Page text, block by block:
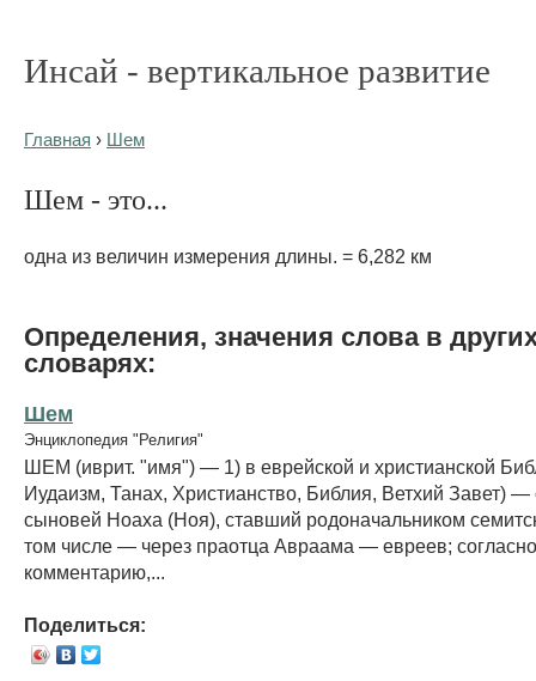
Инсай - вертикальное развитие
Главная › Шем
Шем - это...
одна из величин измерения длины. = 6,282 км
Определения, значения слова в
словарях:
Шем
Энциклопедия "Религия"
ШЕМ (иврит. "имя") — 1) в еврейской и христианской
Иудаизм, Танах, Христианство, Библия, Ветхий Завет) —
сыновей Ноаха (Ноя), ставший родоначальником
том числе — через праотца Авраама — евреев;
комментарию,...
Поделиться: